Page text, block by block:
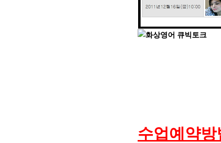
수업예약